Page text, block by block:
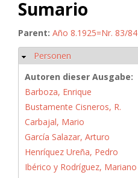
Sumario
Parent: Año 8.1925=Nr. 83/84
Hide
Personen
Autoren dieser Ausgabe:
Barboza, Enrique
Bustamente Cisneros, R.
Carbajal, Mario
García Salazar, Arturo
Henríquez Ureña, Pedro
Ibérico y Rodríguez, Mariano